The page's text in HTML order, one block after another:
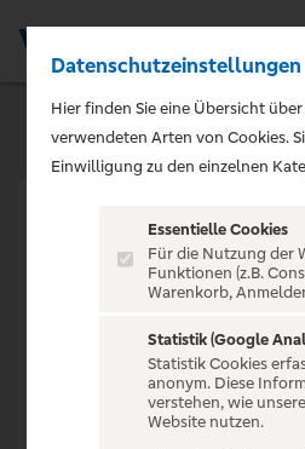
Datenschutzeinstellungen
Hier finden Sie eine Übersicht
verwendeten Arten von Cookies.
Einwilligung zu den einzelnen
Essentielle Cookies
Für die Nutzung der
Funktionen (z.B.
Warenkorb,
Statistik (Google
Statistik Cookies
anonym. Diese
verstehen, wie
Website nutzen.